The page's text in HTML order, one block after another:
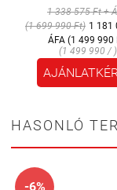
1 338 575 Ft +
(1 699 990 Ft) 1 181
ÁFA (1 499 990
(1 499 990 / )
HASONLÓ
-6%